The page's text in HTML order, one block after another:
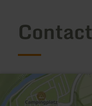
Contact